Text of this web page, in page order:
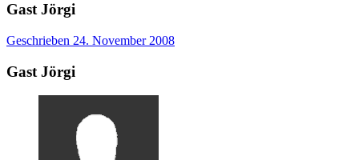
Gast Jörgi
Geschrieben 24. November 2008
Gast Jörgi